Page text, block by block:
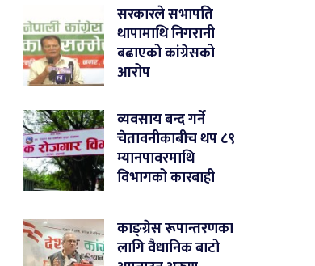
सरकारले सभापति
थापामाथि निगरानी
बढाएको कांग्रेसको
आरोप
व्यवसाय बन्द गर्ने
चेतावनीकाबीच थप ८९
म्यानपावरमाथि
विभागको कारबाही
काङ्ग्रेस रूपान्तरणका
लागि वैधानिक बाटो